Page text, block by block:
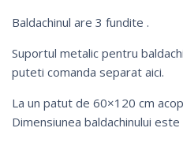
Baldachinul are 3 fundite .
Suportul metalic pentru
puteti comanda separat aici.
La un patut de 60×120 cm
Dimensiunea baldachinului